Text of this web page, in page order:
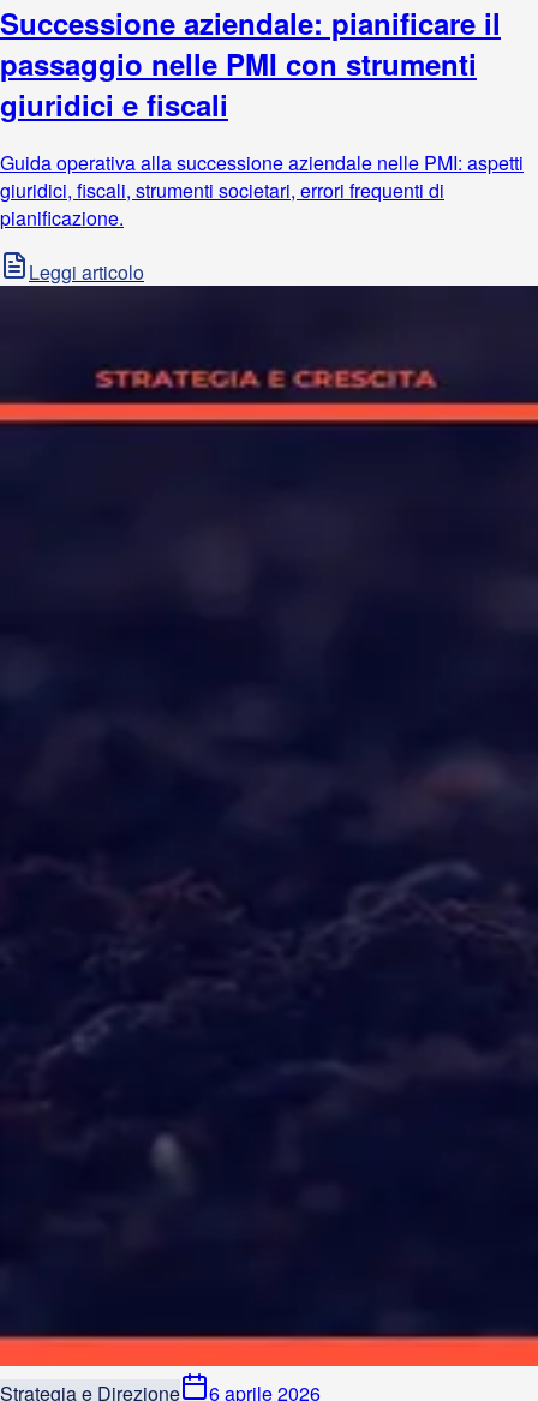
Successione aziendale: pianificare il
passaggio nelle PMI con strumenti
giuridici e fiscali
Guida operativa alla successione aziendale nelle PMI: aspetti
giuridici, fiscali, strumenti societari, errori frequenti di
pianificazione.
Leggi articolo
Strategia e Direzione 6 aprile 2026